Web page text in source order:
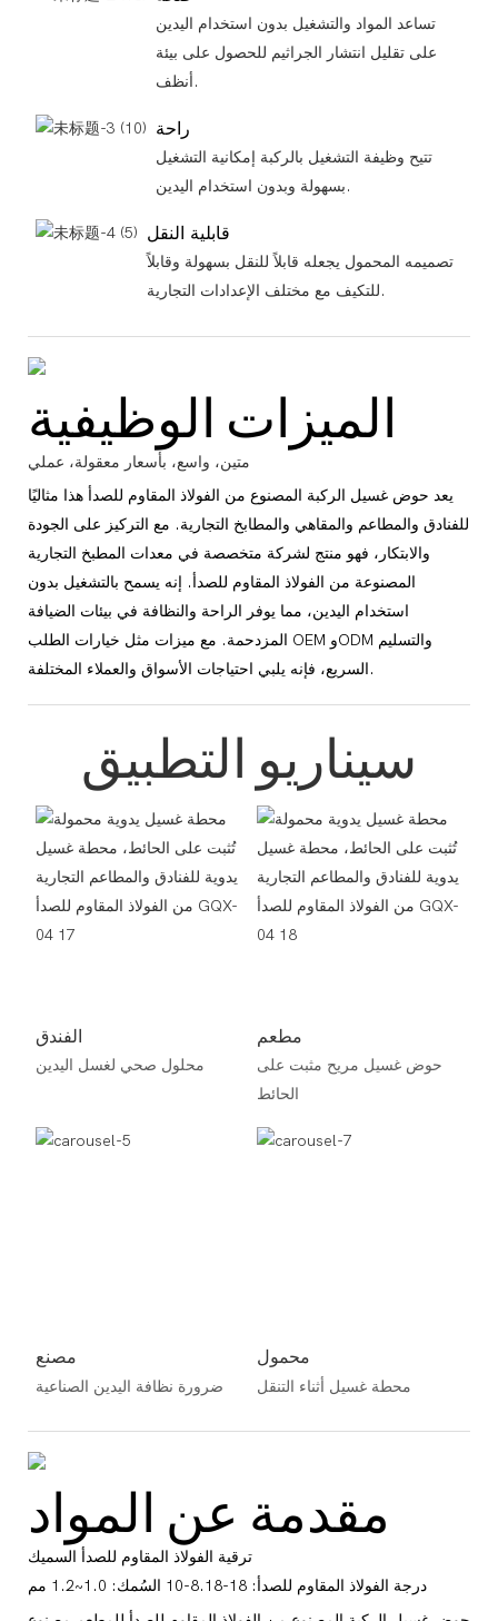
تساعد المواد والتشغيل بدون استخدام اليدين
على تقليل انتشار الجراثيم للحصول على بيئة
أنظف.
راحة
تتيح وظيفة التشغيل بالركبة إمكانية التشغيل
بسهولة وبدون استخدام اليدين.
قابلية النقل
تصميمه المحمول يجعله قابلاً للنقل بسهولة وقابلاً
للتكيف مع مختلف الإعدادات التجارية.
الميزات الوظيفية
متين، واسع، بأسعار معقولة، عملي
يعد حوض غسيل الركبة المصنوع من الفولاذ المقاوم للصدأ هذا مثاليًا
للفنادق والمطاعم والمقاهي والمطابخ التجارية. مع التركيز على الجودة
والابتكار، فهو منتج لشركة متخصصة في معدات المطبخ التجارية
المصنوعة من الفولاذ المقاوم للصدأ. إنه يسمح بالتشغيل بدون
استخدام اليدين، مما يوفر الراحة والنظافة في بيئات الضيافة
المزدحمة. مع ميزات مثل خيارات الطلب OEM وODM والتسليم
السريع، فإنه يلبي احتياجات الأسواق والعملاء المختلفة.
سيناريو التطبيق
الفندق
محلول صحي لغسل اليدين
مطعم
حوض غسيل مريح مثبت على
الحائط
مصنع
ضرورة نظافة اليدين الصناعية
محمول
محطة غسيل أثناء التنقل
مقدمة عن المواد
ترقية الفولاذ المقاوم للصدأ السميك
درجة الفولاذ المقاوم للصدأ: 18-8.18-10 السُمك: 1.0~1.2 مم